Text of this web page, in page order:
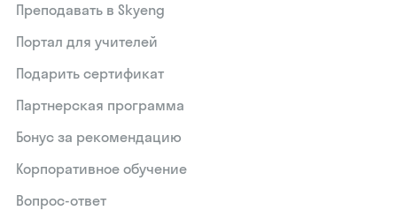
Преподавать в Skyeng
Портал для учителей
Подарить сертификат
Партнерская программа
Бонус за рекомендацию
Корпоративное обучение
Вопрос-ответ